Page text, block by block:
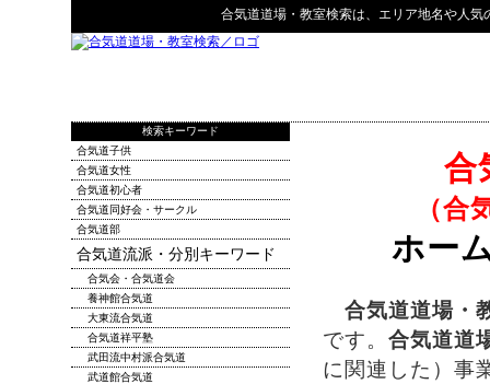
合気道道場・教室検索は、エリア地名や人気
合
（合
ホー
合気道道場・
です。 合気道道
に関連した）事
検索キーワード
合気道子供
合気道女性
合気道初心者
合気道同好会・サークル
合気道部
合気道流派・分別キーワード
合気会・合気道会
養神館合気道
大東流合気道
合気道祥平塾
武田流中村派合気道
武道館合気道